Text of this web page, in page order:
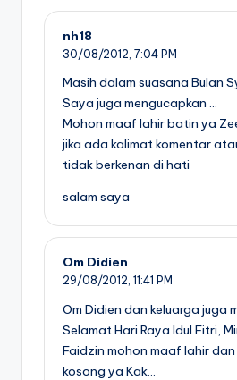
nh18
30/08/2012, 7:04 PM
Masih dalam suasana Bulan
Saya juga mengucapkan …
Mohon maaf lahir batin ya
jika ada kalimat komentar
tidak berkenan di hati
salam saya
Om Didien
29/08/2012, 11:41 PM
Om Didien dan keluarga juga
Selamat Hari Raya Idul Fitri,
Faidzin mohon maaf lahir
kosong ya Kak…